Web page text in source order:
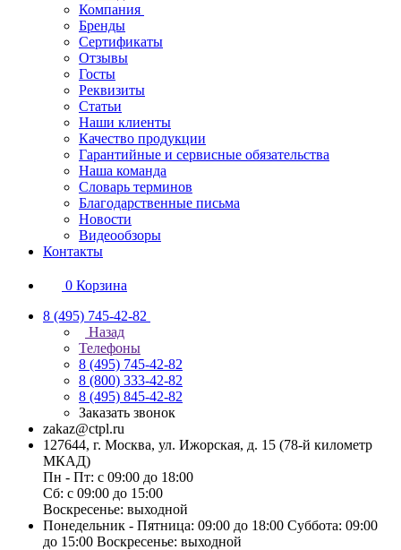
Компания
Бренды
Сертификаты
Отзывы
Госты
Реквизиты
Статьи
Наши клиенты
Качество продукции
Гарантийные и сервисные обязательства
Наша команда
Словарь терминов
Благодарственные письма
Новости
Видеообзоры
Контакты
0 Корзина
8 (495) 745-42-82
Назад
Телефоны
8 (495) 745-42-82
8 (800) 333-42-82
8 (495) 845-42-82
Заказать звонок
zakaz@ctpl.ru
127644, г. Москва, ул. Ижорская, д. 15 (78-й километр
МКАД)
Пн - Пт: с 09:00 до 18:00
Сб: с 09:00 до 15:00
Воскресенье: выходной
Понедельник - Пятница: 09:00 до 18:00 Суббота: 09:00
до 15:00 Воскресенье: выходной